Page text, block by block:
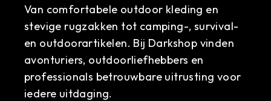
Van comfortabele outdoor kleding en
stevige rugzakken tot camping-, survival-
en outdoorartikelen. Bij Darkshop vinden
avonturiers, outdoorliefhebbers en
professionals betrouwbare uitrusting voor
iedere uitdaging.